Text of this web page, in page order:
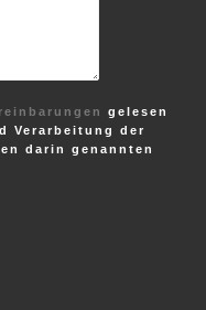
gelesen
Verarbeitung der
darin genannten